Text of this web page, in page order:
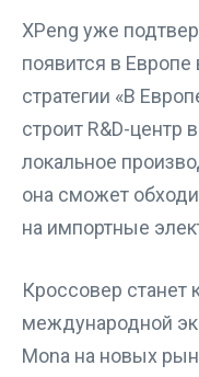
XPeng уже
появится в Европе
стратегии «В
строит R&D-центр
локальное
она сможет
на импортные
Кроссовер
международной
Mona на новых